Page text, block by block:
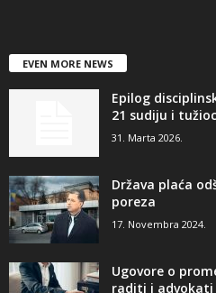
EVEN MORE NEWS
Epilog
21 sudiju i
31. Marta 2026.
Država plaća
poreza
17. Novembra 2024.
Ugovore o
raditi i advokati